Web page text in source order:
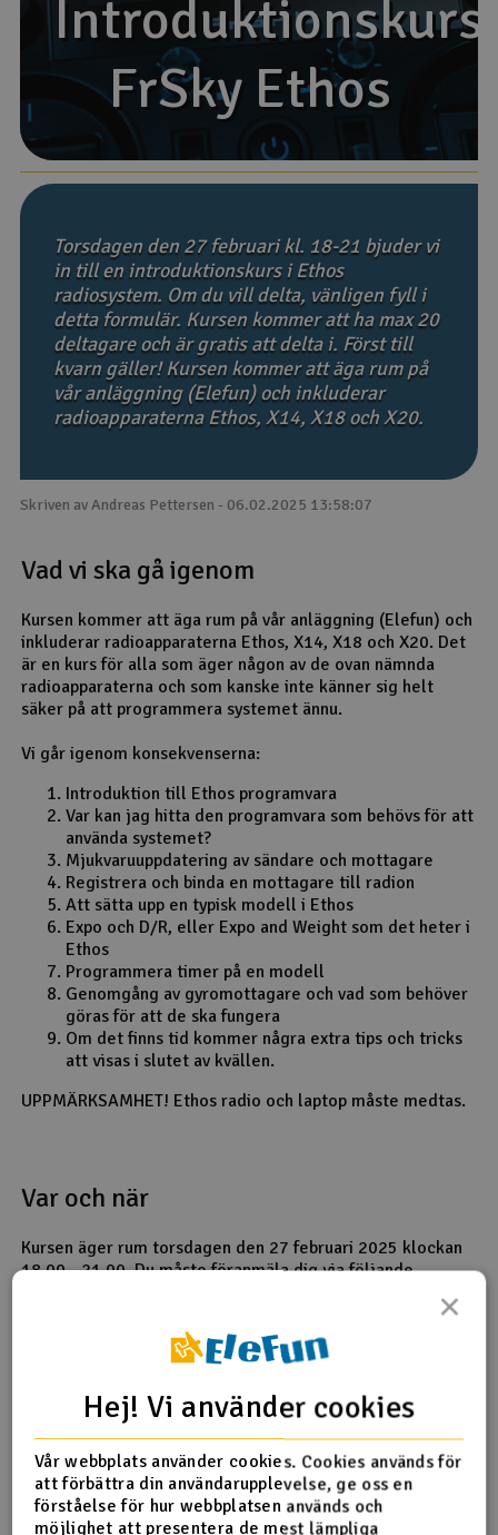
Båtar
Drönare
Drönare för FPV
Helikopter
Kamerautrustning
Modellbygg- och byggsatser
Modelljärnväg
Motor & tillbehör
Raketer
Scooter & elfordon
Smarthem, lek och hobby
Solenergi
Verktyg, utrustning och tillbehör
Presentkort
Introduktionskurs
FrSky Ethos
Introduktionskurs
FrSky Ethos
Torsdagen den 27 februari kl. 18-21 bjuder vi
in till en introduktionskurs i Ethos
radiosystem. Om du vill delta, vänligen fyll i
detta formulär. Kursen kommer att ha max 20
deltagare och är gratis att delta i. Först till
kvarn gäller! Kursen kommer att äga rum på
vår anläggning (Elefun) och inkluderar
radioapparaterna Ethos, X14, X18 och X20.
Skriven av Andreas Pettersen - 06.02.2025 13:58:07
Vad vi ska gå igenom
Kursen kommer att äga rum på vår anläggning (Elefun) och
inkluderar radioapparaterna Ethos, X14, X18 och X20. Det
är en kurs för alla som äger någon av de ovan nämnda
radioapparaterna och som kanske inte känner sig helt
säker på att programmera systemet ännu.
Vi går igenom konsekvenserna:
Introduktion till Ethos programvara
Var kan jag hitta den programvara som behövs för att
använda systemet?
Mjukvaruuppdatering av sändare och mottagare
Registrera och binda en mottagare till radion
Att sätta upp en typisk modell i Ethos
Expo och D/R, eller Expo and Weight som det heter i
Ethos
Programmera timer på en modell
Genomgång av gyromottagare och vad som behöver
göras för att de ska fungera
Om det finns tid kommer några extra tips och tricks
att visas i slutet av kvällen.
UPPMÄRKSAMHET! Ethos radio och laptop måste medtas.
Var och när
Kursen äger rum torsdagen den 27 februari 2025 klockan
18.00 - 21.00. Du måste föranmäla dig via följande
×
Hej! Vi använder cookies
Vår webbplats använder cookies. Cookies används för
att förbättra din användarupplevelse, ge oss en
förståelse för hur webbplatsen används och
möjlighet att presentera de mest lämpliga